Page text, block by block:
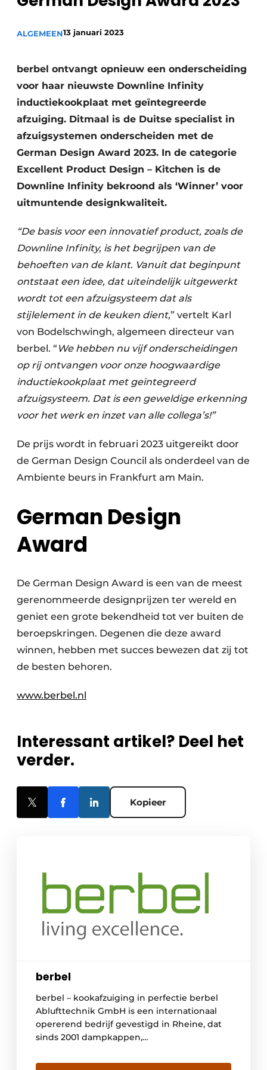
Privacy / Cookie statement
Vacature aanmelden
ALGEMEEN13 januari 2023
berbel ontvangt opnieuw een onderscheiding
voor haar nieuwste Downline Infinity
inductiekookplaat met geïntegreerde
afzuiging. Ditmaal is de Duitse specialist in
afzuigsystemen onderscheiden met de
German Design Award 2023. In de categorie
Excellent Product Design – Kitchen is de
Downline Infinity bekroond als ‘Winner’ voor
uitmuntende designkwaliteit.
“De basis voor een innovatief product, zoals de
Downline Infinity, is het begrijpen van de
behoeften van de klant. Vanuit dat beginpunt
ontstaat een idee, dat uiteindelijk uitgewerkt
wordt tot een afzuigsysteem dat als
stijlelement in de keuken dient,” vertelt Karl
von Bodelschwingh, algemeen directeur van
berbel. “ We hebben nu vijf onderscheidingen
op rij ontvangen voor onze hoogwaardige
inductiekookplaat met geïntegreerd
afzuigsysteem. Dat is een geweldige erkenning
voor het werk en inzet van alle collega’s!”
De prijs wordt in februari 2023 uitgereikt door
de German Design Council als onderdeel van de
Ambiente beurs in Frankfurt am Main.
German Design
Award
De German Design Award is een van de meest
gerenommeerde designprijzen ter wereld en
geniet een grote bekendheid tot ver buiten de
beroepskringen. Degenen die deze award
winnen, hebben met succes bewezen dat zij tot
de besten behoren.
www.berbel.nl
Interessant artikel? Deel het
verder.
Kopieer
berbel
berbel – kookafzuiging in perfectie berbel
Ablufttechnik GmbH is een internationaal
opererend bedrijf gevestigd in Rheine, dat
sinds 2001 dampkappen,
ontwikkelt, produceert en verkoopt. Met het